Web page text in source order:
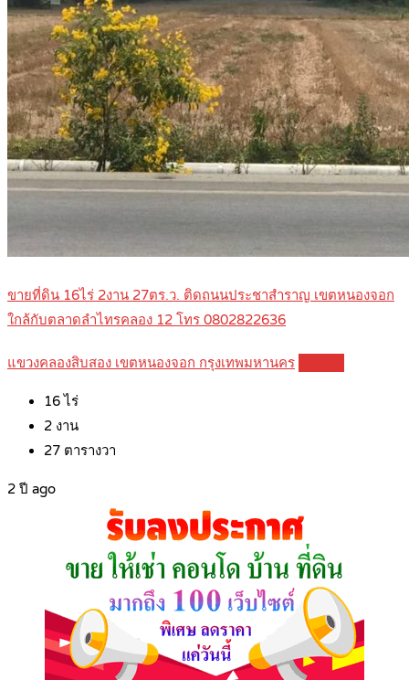
ขายที่ดิน 16ไร่ 2งาน 27ตร.ว. ติดถนนประชาสำราญ เขตหนองจอก
ใกล้กับตลาดลำไทรคลอง 12 โทร 0802822636
แขวงคลองสิบสอง เขตหนองจอก กรุงเทพมหานคร
16ไร่
2 งาน
27 ตารางวา
2 ปี ago